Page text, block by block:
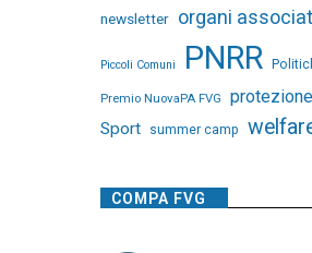
newsletter organi
Piccoli Comuni PNRR
Premio NuovaPA FVG
Sport summer camp
COMPA FVG